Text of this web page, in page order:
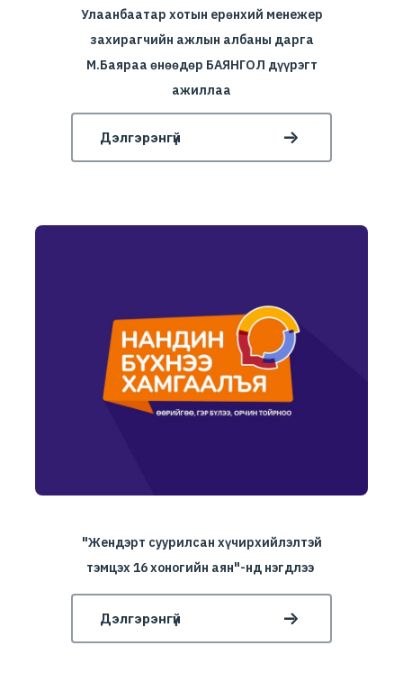
Улаанбаатар хотын ерөнхий менежер
захирагчийн ажлын албаны дарга
М.Баяраа өнөөдөр БАЯНГОЛ дүүрэгт
ажиллаа
Дэлгэрэнгүй
"Жендэрт суурилсан хүчирхийлэлтэй
тэмцэх 16 хоногийн аян"-нд нэгдлээ
Дэлгэрэнгүй